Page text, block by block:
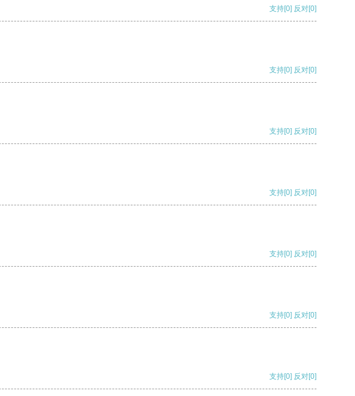
支持[0] 反对[0]
支持[0] 反对[0]
支持[0] 反对[0]
支持[0] 反对[0]
支持[0] 反对[0]
支持[0] 反对[0]
支持[0] 反对[0]